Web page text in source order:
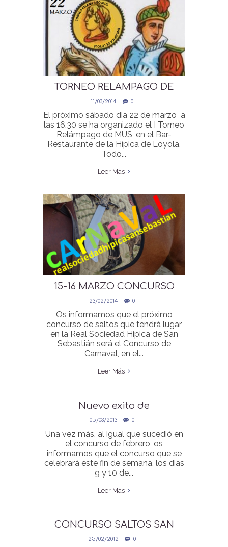
TORNEO RELAMPAGO DE
MUS 22 MARZO
11/03/2014 0
El próximo sábado dia 22 de marzo a
las 16.30 se ha organizado el I Torneo
Relámpago de MUS, en el Bar-
Restaurante de la Hípica de Loyola.
Todo...
Leer Más
15-16 MARZO CONCURSO
SALTOS CARNAVAL
23/02/2014 0
Os informamos que el próximo
concurso de saltos que tendrá lugar
en la Real Sociedad Hipica de San
Sebastián será el Concurso de
Carnaval, en el...
Leer Más
Nuevo exito de
participación… concurso
COMPLETO
05/03/2013 0
Una vez más, al igual que sucedió en
el concurso de febrero, os
informamos que el concurso que se
celebrará este fin de semana, los dias
9 y 10 de...
Leer Más
CONCURSO SALTOS SAN
JOSE
25/02/2012 0